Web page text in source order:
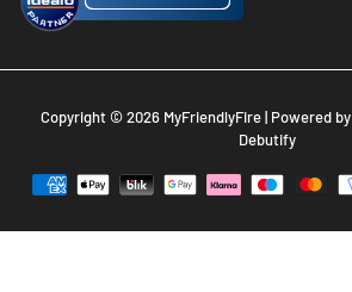
Copyright © 2026 MyFriendlyFire| Powered by
Debutify
Zahlungsarten